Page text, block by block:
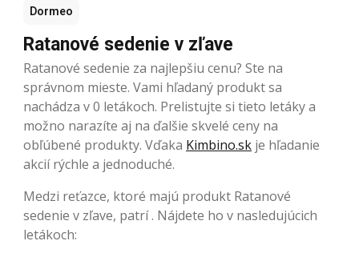
Dormeo
Ratanové sedenie v zľave
Ratanové sedenie za najlepšiu cenu? Ste na
správnom mieste. Vami hľadaný produkt sa
nachádza v 0 letákoch. Prelistujte si tieto letáky a
možno narazíte aj na ďalšie skvelé ceny na
obľúbené produkty. Vďaka Kimbino.sk je hľadanie
akcií rýchle a jednoduché.
Medzi reťazce, ktoré majú produkt Ratanové
sedenie v zľave, patrí . Nájdete ho v nasledujúcich
letákoch: